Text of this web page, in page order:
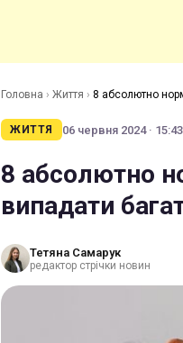
Головна › Життя › 8 абсолютно
ЖИТТЯ 06 червня 2024 · 15:43
8 абсолютно
випадати
Тетяна Самарук
редактор стрічки новин